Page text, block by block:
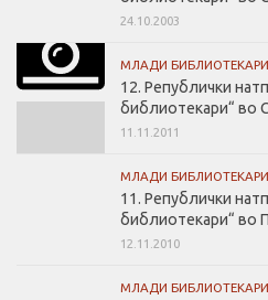
24.10.2003
МЛАДИ БИБЛИОТЕКАРИ
12. Републички
библиотекари“ во
11.11.2011
МЛАДИ БИБЛИОТЕКАРИ
11. Републички
библиотекари“ во
12.11.2010
МЛАДИ БИБЛИОТЕКАРИ